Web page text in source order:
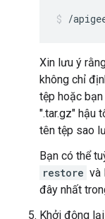
/
Xin lưu ý
không chỉ
tệp hoặc
".tar.gz" hậu
tên tệp sao
Bạn có thể
restore và
đây nhất
Khởi động